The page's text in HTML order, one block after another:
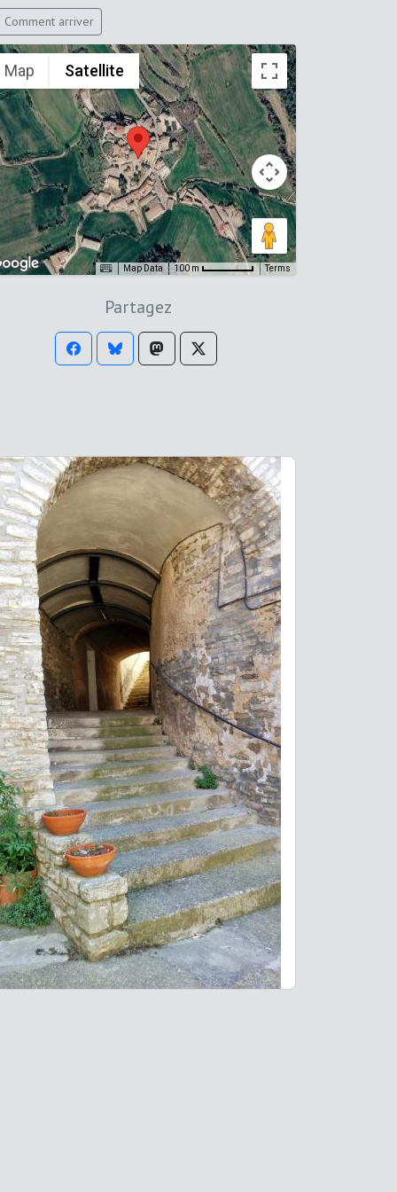
Comment arriver
Map Satellite
Map Data 100 m Terms
Partagez